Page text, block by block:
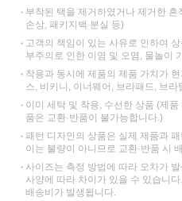
부착된 택을 제거하였거나 제거한
손상, 패키지백 분실 등)
고객의 책임이 있는 사유로 인하여
부주의로 인한 이염 및 오염, 물놀이
착용과 동시에 제품의 제품 가치가
스, 비키니, 이너웨어, 브라패드, 브라
이미 세탁 및 착용, 수선한 상품 (제
품은 교환·반품이 불가능합니다.)
패턴 디자인의 상품은 실제 제품과
이는 불량이 아니므로 교환·반품 시
사이즈는 측정 방법에 따라 오차가
사양에 따라 차이가 있을 수 있습니
배송비가 발생됩니다.